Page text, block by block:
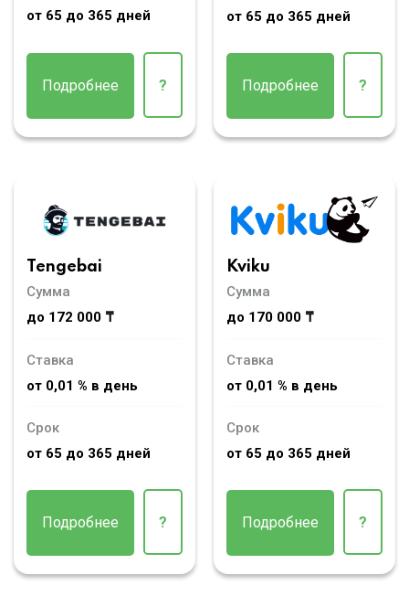
от 65 до 365 дней
Подробнее ?
от 65 до 365 дней
Подробнее ?
Tengebai
Сумма
до 172 000 ₸
Ставка
от 0,01 % в день
Срок
от 65 до 365 дней
Подробнее ?
Kviku
Сумма
до 170 000 ₸
Ставка
от 0,01 % в день
Срок
от 65 до 365 дней
Подробнее ?